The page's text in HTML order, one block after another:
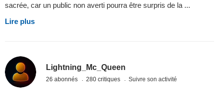
sacrée, car un public non averti pourra être surpris de la ...
Lire plus
Lightning_Mc_Queen
26 abonnés 280 critiques Suivre son activité